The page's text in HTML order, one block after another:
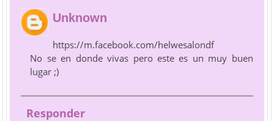
Unknown
https://m.facebook.com/helwesalondf
No se en donde vivas pero este es un muy buen
lugar ;)
Responder